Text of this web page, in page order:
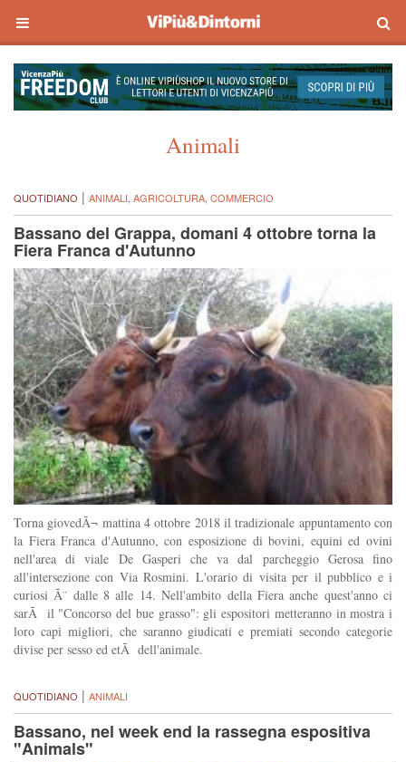
Animali
QUOTIDIANO | ANIMALI, AGRICOLTURA, COMMERCIO
Bassano del Grappa, domani 4 ottobre torna la
Fiera Franca d'Autunno
Torna giovedÃ¬ mattina 4 ottobre 2018 il tradizionale appuntamento con
la Fiera Franca d'Autunno, con esposizione di bovini, equini ed ovini
nell'area di viale De Gasperi che va dal parcheggio Gerosa fino
all'intersezione con Via Rosmini. L'orario di visita per il pubblico e i
curiosi Ã¨ dalle 8 alle 14. Nell'ambito della Fiera anche quest'anno ci
sarÃ il "Concorso del bue grasso": gli espositori metteranno in mostra i
loro capi migliori, che saranno giudicati e premiati secondo categorie
divise per sesso ed etÃ dell'animale.
QUOTIDIANO | ANIMALI
Bassano, nel week end la rassegna espositiva
"Animals"